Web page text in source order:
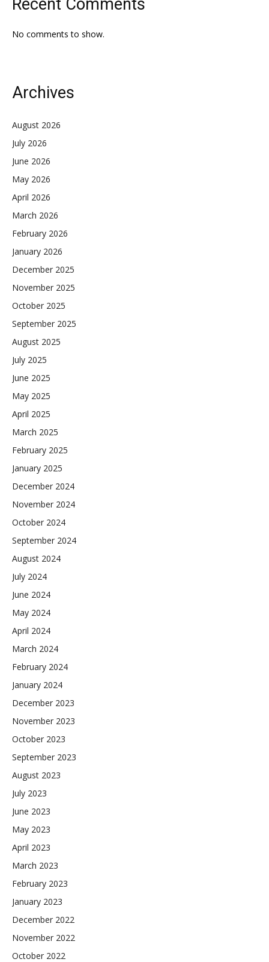
Recent Comments
No comments to show.
Archives
August 2026
July 2026
June 2026
May 2026
April 2026
March 2026
February 2026
January 2026
December 2025
November 2025
October 2025
September 2025
August 2025
July 2025
June 2025
May 2025
April 2025
March 2025
February 2025
January 2025
December 2024
November 2024
October 2024
September 2024
August 2024
July 2024
June 2024
May 2024
April 2024
March 2024
February 2024
January 2024
December 2023
November 2023
October 2023
September 2023
August 2023
July 2023
June 2023
May 2023
April 2023
March 2023
February 2023
January 2023
December 2022
November 2022
October 2022